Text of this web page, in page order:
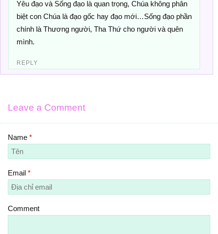
Yêu đạo và Sống đạo là quan trọng, Chúa không phân
biệt con Chúa là đạo gốc hay đạo mới…Sống đạo phần
chính là Thương người, Tha Thứ cho người và quên
mình.
REPLY
Leave a Comment
Name *
Email *
Comment